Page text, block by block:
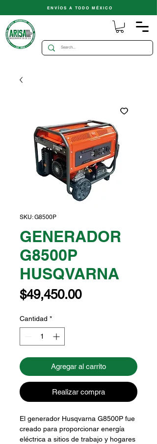
ENVÍOS A TODO MÉXICO
SKU: G8500P
GENERADOR
G8500P
HUSQVARNA
$49,450.00Precio
Cantidad *
Agregar al carrito
Realizar compra
El generador Husqvarna G8500P fue
creado para proporcionar energía
eléctrica a sitios de trabajo y hogares